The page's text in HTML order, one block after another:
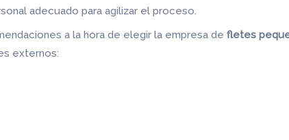
adecuado para agilizar el proceso.
a la hora de elegir la empresa defletes
externos: